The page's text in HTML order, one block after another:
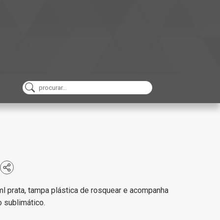
prata, tampa plástica de rosquear e acompanha
sublimático.